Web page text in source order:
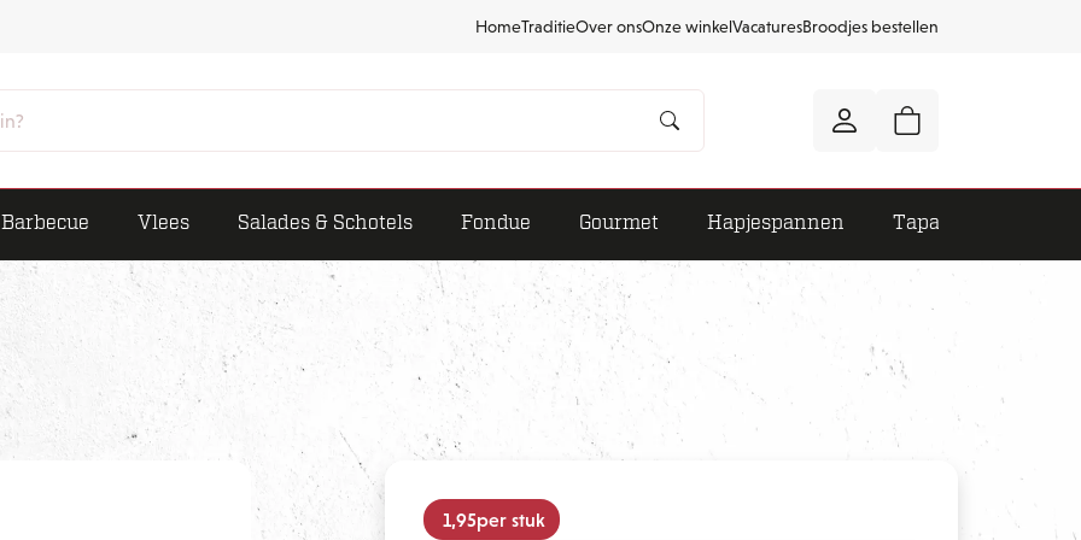
HomeTraditieOver onsOnze winkelVacaturesBroodjes bestellen
Barbecue Vlees Salades & Schotels Fondue Gourmet Hapjespannen Tapas
1,95per stuk